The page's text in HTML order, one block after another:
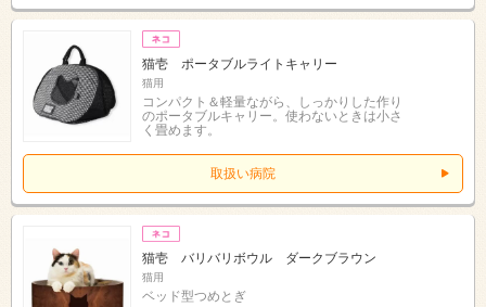
猫壱 ポータブルライトキャリー
猫用
コンパクト＆軽量ながら、しっかりした作り
のポータブルキャリー。使わないときは小さ
く畳めます。
取扱い病院
猫壱 バリバリボウル ダークブラウン
猫用
ベッド型つめとぎ